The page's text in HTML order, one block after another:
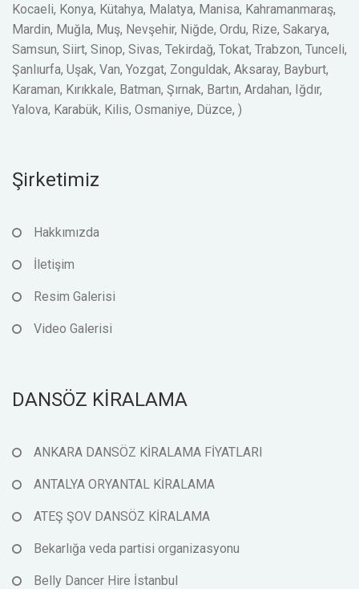
Kocaeli, Konya, Kütahya, Malatya, Manisa, Kahramanmaraş,
Mardin, Muğla, Muş, Nevşehir, Niğde, Ordu, Rize, Sakarya,
Samsun, Siirt, Sinop, Sivas, Tekirdağ, Tokat, Trabzon, Tunceli,
Şanlıurfa, Uşak, Van, Yozgat, Zonguldak, Aksaray, Bayburt,
Karaman, Kırıkkale, Batman, Şırnak, Bartın, Ardahan, Iğdır,
Yalova, Karabük, Kilis, Osmaniye, Düzce, )
Şirketimiz
Hakkımızda
İletişim
Resim Galerisi
Video Galerisi
DANSÖZ KİRALAMA
ANKARA DANSÖZ KİRALAMA FİYATLARI
ANTALYA ORYANTAL KİRALAMA
ATEŞ ŞOV DANSÖZ KİRALAMA
Bekarlığa veda partisi organizasyonu
Belly Dancer Hire İstanbul